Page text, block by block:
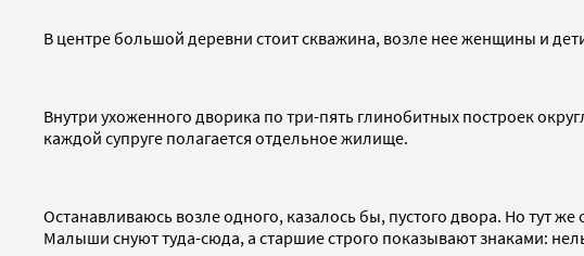
В центре большой деревни стоит скважина, возле нее женщины и
Внутри ухоженного дворика по три-пять глинобитных построек
каждой супруге полагается отдельное жилище.
Останавливаюсь возле одного, казалось бы, пустого двора. Но тут
Малыши снуют туда-сюда, а старшие строго показывают знаками: